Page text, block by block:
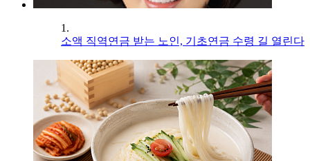
1.
소액 직역연금 받는 노인, 기초연금 수령 길 열린다